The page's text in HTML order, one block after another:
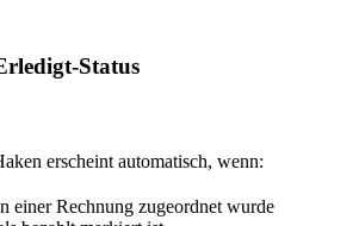
Status
erscheint automatisch, wenn:
einer Rechnung zugeordnet wurde